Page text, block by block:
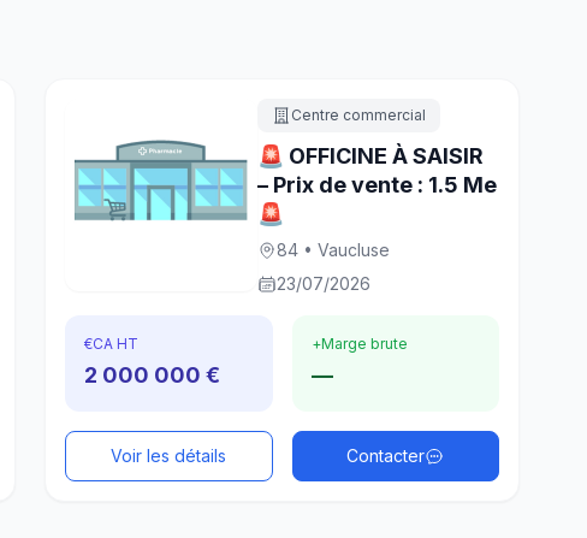
Centre commercial
🚨 OFFICINE À SAISIR
– Prix de vente : 1.5 Me
🚨
84 • Vaucluse
23/07/2026
€CA HT
2 000 000 €
+Marge brute
—
Voir les détails Contacter